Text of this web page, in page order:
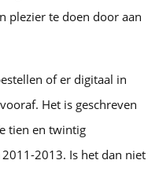
plezier te doen door aan
of er digitaal in
Het is geschreven
tien en twintig
2013. Is het dan niet